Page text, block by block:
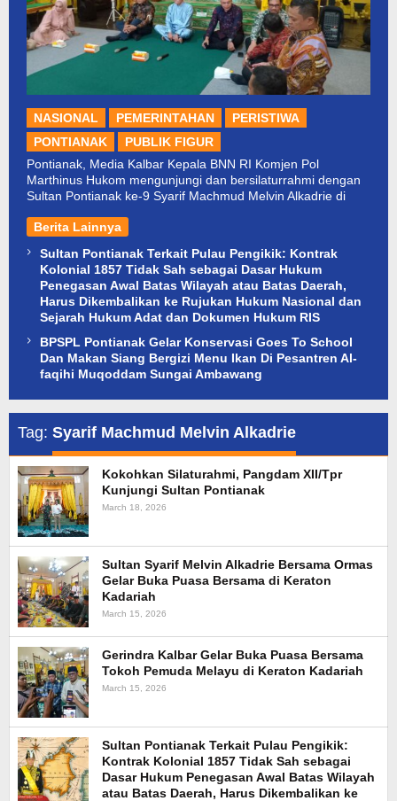
NASIONAL PEMERINTAHAN
PERISTIWA
PONTIANAK
PUBLIK FIGUR
Pontianak, Media Kalbar Kepala BNN RI Komjen Pol
Marthinus Hukom mengunjungi dan bersilaturrahmi dengan
Sultan Pontianak ke-9 Syarif Machmud Melvin Alkadrie di
Berita Lainnya
Sultan Pontianak Terkait Pulau Pengikik: Kontrak
Kolonial 1857 Tidak Sah sebagai Dasar Hukum
Penegasan Awal Batas Wilayah atau Batas Daerah,
Harus Dikembalikan ke Rujukan Hukum Nasional dan
Sejarah Hukum Adat dan Dokumen Hukum RIS
BPSPL Pontianak Gelar Konservasi Goes To School
Dan Makan Siang Bergizi Menu Ikan Di Pesantren Al-
faqihi Muqoddam Sungai Ambawang
Tag: Syarif Machmud Melvin Alkadrie
Kokohkan Silaturahmi, Pangdam XII/Tpr
Kunjungi Sultan Pontianak
March 18, 2026
Sultan Syarif Melvin Alkadrie Bersama Ormas
Gelar Buka Puasa Bersama di Keraton
Kadariah
March 15, 2026
Gerindra Kalbar Gelar Buka Puasa Bersama
Tokoh Pemuda Melayu di Keraton Kadariah
March 15, 2026
Sultan Pontianak Terkait Pulau Pengikik:
Kontrak Kolonial 1857 Tidak Sah sebagai
Dasar Hukum Penegasan Awal Batas Wilayah
atau Batas Daerah, Harus Dikembalikan ke